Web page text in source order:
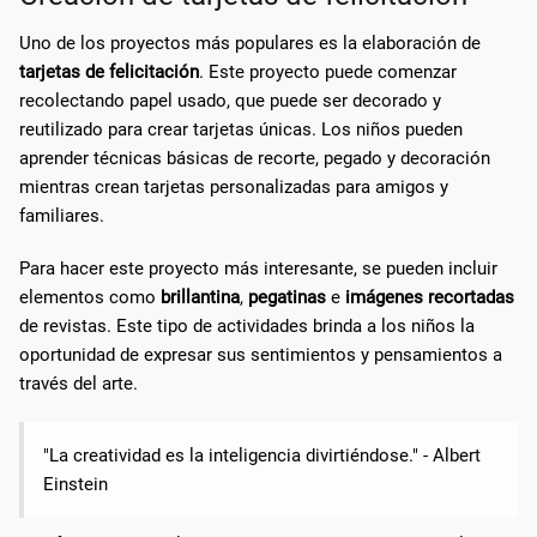
Uno de los proyectos más populares es la elaboración de
tarjetas de felicitación. Este proyecto puede comenzar
recolectando papel usado, que puede ser decorado y
reutilizado para crear tarjetas únicas. Los niños pueden
aprender técnicas básicas de recorte, pegado y decoración
mientras crean tarjetas personalizadas para amigos y
familiares.
Para hacer este proyecto más interesante, se pueden incluir
elementos como brillantina, pegatinas e imágenes recortadas
de revistas. Este tipo de actividades brinda a los niños la
oportunidad de expresar sus sentimientos y pensamientos a
través del arte.
"La creatividad es la inteligencia divirtiéndose." - Albert
Einstein